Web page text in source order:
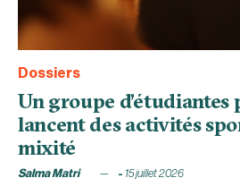
Dossiers
Un groupe d’étudiantes
lancent des activités
mixité
Salma Matri 15 juillet 2026